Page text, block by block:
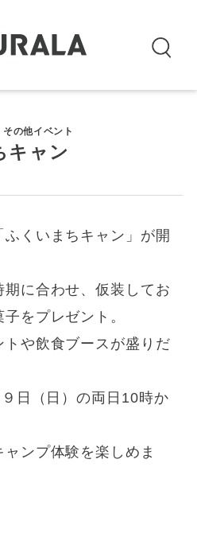
その他イベント
キャン
くいまちキャン」が開
に合わせ、仮装してお
をプレゼント。
や飲食ブースが盛りだ
日（日）の両日10時か
ンプ体験を楽しめま